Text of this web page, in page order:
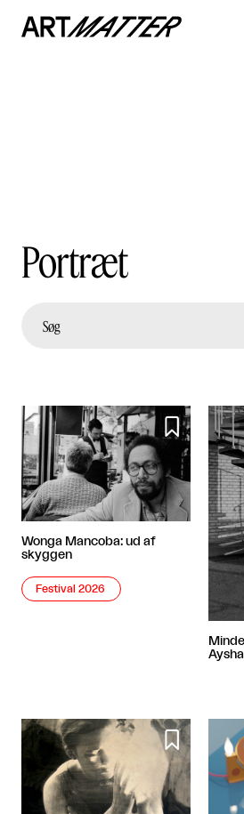
Portræt

Wonga Mancoba: ud af
skyggen
Festival 2026
